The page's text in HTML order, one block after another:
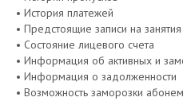
• История платежей
• Предстоящие записи на занятия
• Состояние лицевого счета
• Информация об активных и
• Информация о задолженности
• Возможность заморозки